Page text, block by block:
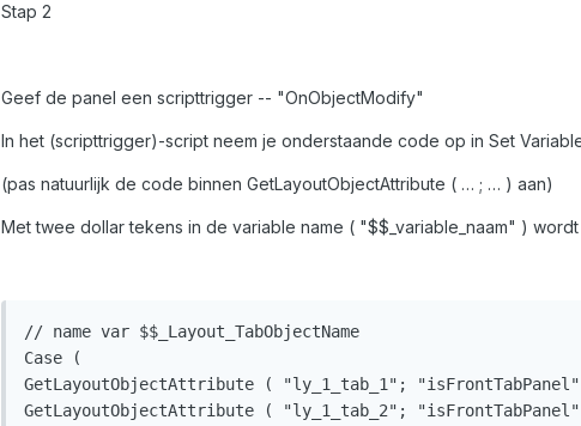
Stap 2
Geef de panel een scripttrigger -- "OnObjectModify"
In het (scripttrigger)-script neem je onderstaande code op in Set
(pas natuurlijk de code binnen GetLayoutObjectAttribute ( … ; … ) aan)
Met twee dollar tekens in de variable name ( "$$_variable_naam" )
// name var $$_Layout_TabObjectName
Case (
GetLayoutObjectAttribute ( "ly_1_tab_1";
GetLayoutObjectAttribute ( "ly_1_tab_2";